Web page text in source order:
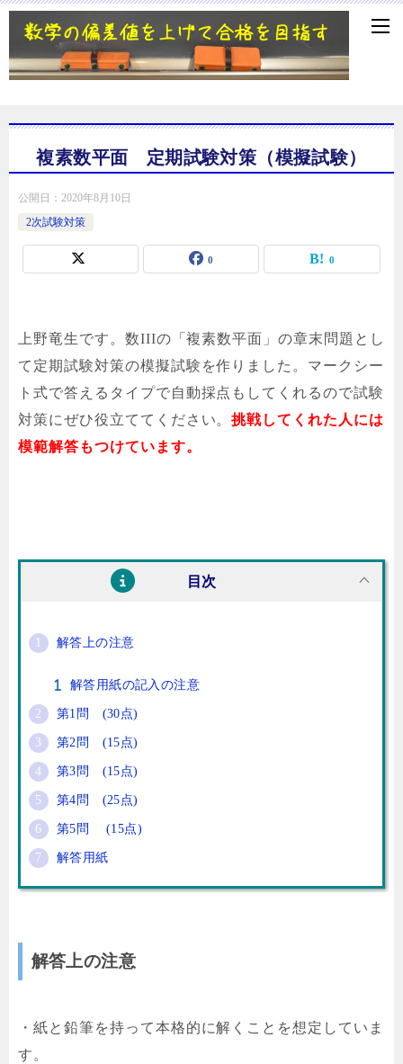
複素数平面 定期試験対策（模擬試験）
公開日： 2020年8月10日
2次試験対策
0 0
上野竜生です。数IIIの「複素数平面」の章末問題とし
て定期試験対策の模擬試験を作りました。マークシー
ト式で答えるタイプで自動採点もしてくれるので試験
対策にぜひ役立ててください。挑戦してくれた人には
模範解答もつけています。
目次
解答上の注意
解答用紙の記入の注意
第1問 (30点)
第2問 (15点)
第3問 (15点)
第4問 (25点)
第5問 (15点)
解答用紙
解答上の注意
・紙と鉛筆を持って本格的に解くことを想定していま
す。